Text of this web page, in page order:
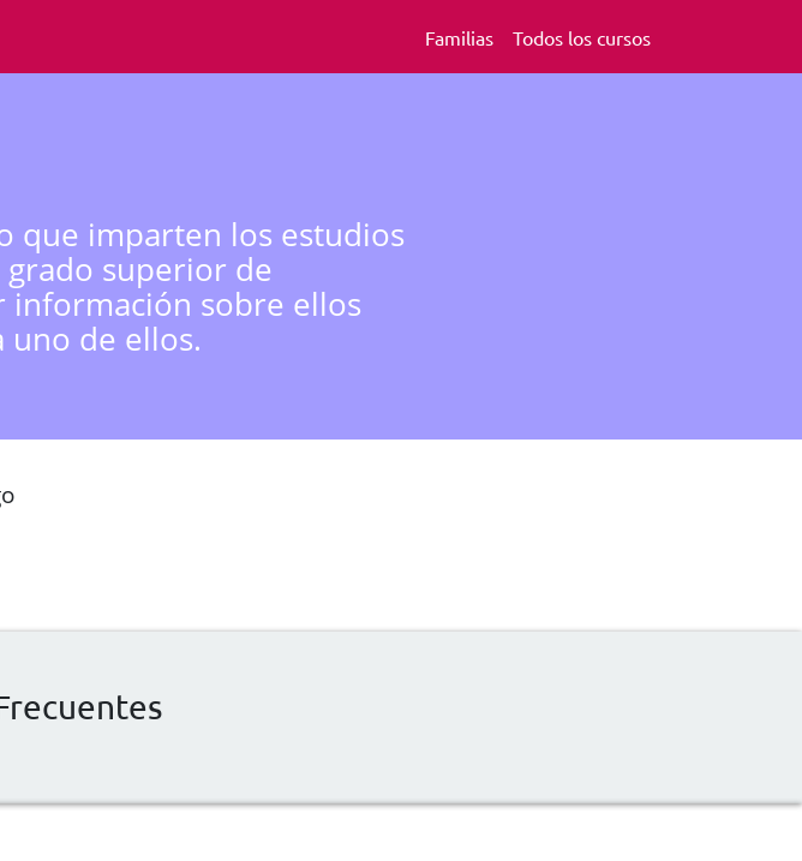
Familias Todos los cursos
que imparten los estudios
superior de
información sobre ellos
uno de ellos.